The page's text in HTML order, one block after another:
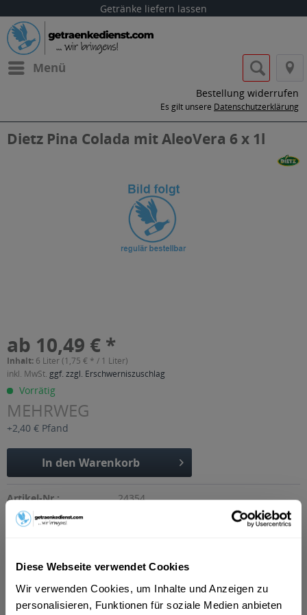
Diese Webseite verwendet Cookies
Wir verwenden Cookies, um Inhalte und Anzeigen zu
personalisieren, Funktionen für soziale Medien anbieten
Getränke liefern lassen
Menü
Bestellung widerrufen
Es gilt unsere Datenschutzerklärung
Dietz Pina Colada mit AleoVera 6 x 1l
ab 10,49 € *
Inhalt: 6 Liter (1,75 € * / 1 Liter)
inkl. MwSt. ggf. zzgl. Erschwerniszuschlag
Vorrätig
MEHRWEG
+2,40 € Pfand
In den Warenkorb
Artikel-Nr.:
24354
Verfügbar in:
"Dietz Pina Colada mit AleoVera 6 x 1l"